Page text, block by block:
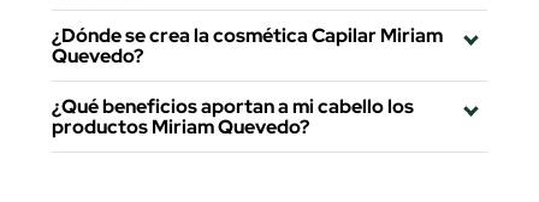
¿Dónde se crea la cosmética Capilar Miriam
Quevedo?
¿Qué beneficios aportan a mi cabello los
productos Miriam Quevedo?